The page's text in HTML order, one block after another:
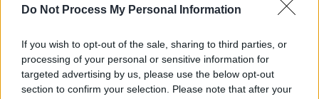
Do Not Process My Personal Information
If you wish to opt-out of the sale, sharing to third parties, or
processing of your personal or sensitive information for
targeted advertising by us, please use the below opt-out
section to confirm your selection. Please note that after your
Αιγαίο
Ειδικότερα,40.000 επιβάτες αναχώρησαν